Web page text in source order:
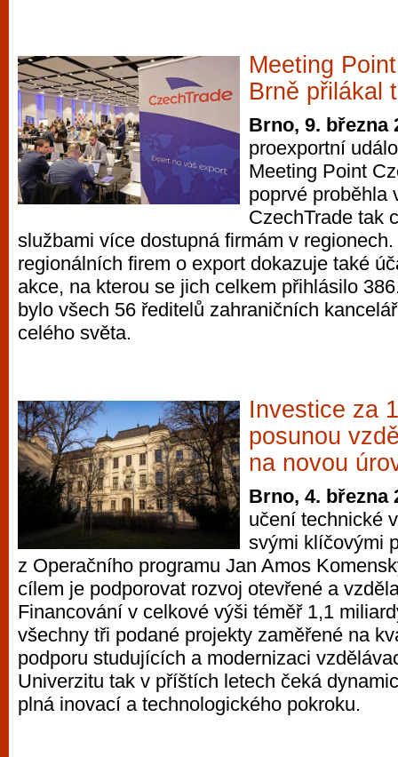
Meeting
Brně přilákal
Brno, 9. března
proexportní
Meeting Point
poprvé proběhla
CzechTrade tak
službami více dostupná firmám v
regionálních firem o export dokazuje také
akce, na kterou se jich celkem přihlásilo
bylo všech 56 ředitelů zahraničních
celého světa.
Investice za
posunou
na novou
Brno, 4. března
učení technické
svými klíčovými
z Operačního programu Jan Amos
cílem je podporovat rozvoj otevřené a
Financování v celkové výši téměř 1,1
všechny tři podané projekty zaměřené na
podporu studujících a modernizaci
Univerzitu tak v příštích letech čeká
plná inovací a technologického pokroku.